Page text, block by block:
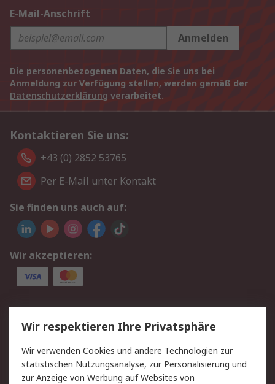
E-Mail-Anschrift
Anmelden
Die personenbezogenen Daten, die Sie uns bei
Anmeldung zur Verfügung stellen, werden gemäß der
Datenschutzerklärung verarbeitet.
Kontaktieren Sie uns:
+43 (0) 2852 53765
Per E-Mail unter Kontakt
Sie finden uns auch auf:
Wir akzeptieren:
Service
Value Added Services
Lieferlösungen
Rücksendung/Entsorgung Kontakt
Hilfe
Wir respektieren Ihre Privatsphäre
Wir verwenden Cookies und andere Technologien zur
statistischen Nutzungsanalyse, zur Personalisierung und
zur Anzeige von Werbung auf Websites von